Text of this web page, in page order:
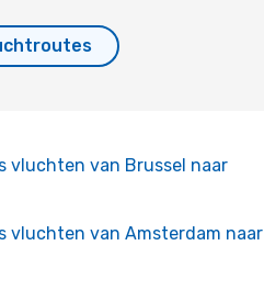
vluchten van Brussel naar
vluchten van Amsterdam naar